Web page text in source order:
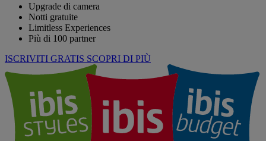
Upgrade di camera
Notti gratuite
Limitless Experiences
Più di 100 partner
ISCRIVITI GRATIS SCOPRI DI PIÙ